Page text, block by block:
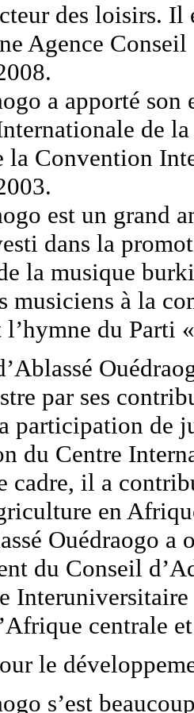
des loisirs.
Agence
a apporté
de
la Convention
est un grand
dans la
la musique
musiciens à la
du Parti
par ses
participation de
du Centre
cadre, il a
en
Ouédraogo a
du Conseil
centrale
le
s’est